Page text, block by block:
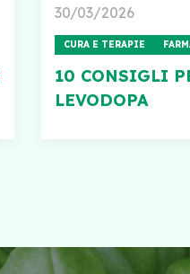
30/03/2026
CURA E TERAPIE
10 CONSIGLI
LEVODOPA